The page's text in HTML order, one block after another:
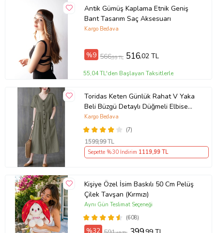
Antik Gümüş Kaplama Etnik Geniş
Bant Tasarım Saç Aksesuarı
Kargo Bedava
%9 566,99 TL 516,02 TL
55,04 TL'den Başlayan Taksitlerle
Toridas Keten Günlük Rahat V Yaka
Beli Büzgü Detaylı Düğmeli Elbise
LN04haki3
(7)
Kargo Bedava
1599,99 TL
Sepette %30 İndirim 1119,99 TL
Kişiye Özel İsim Baskılı 50 Cm Pelüş
Çilek Tavşan (Kırmızı)
(608)
Aynı Gün Teslimat Seçeneği
%32